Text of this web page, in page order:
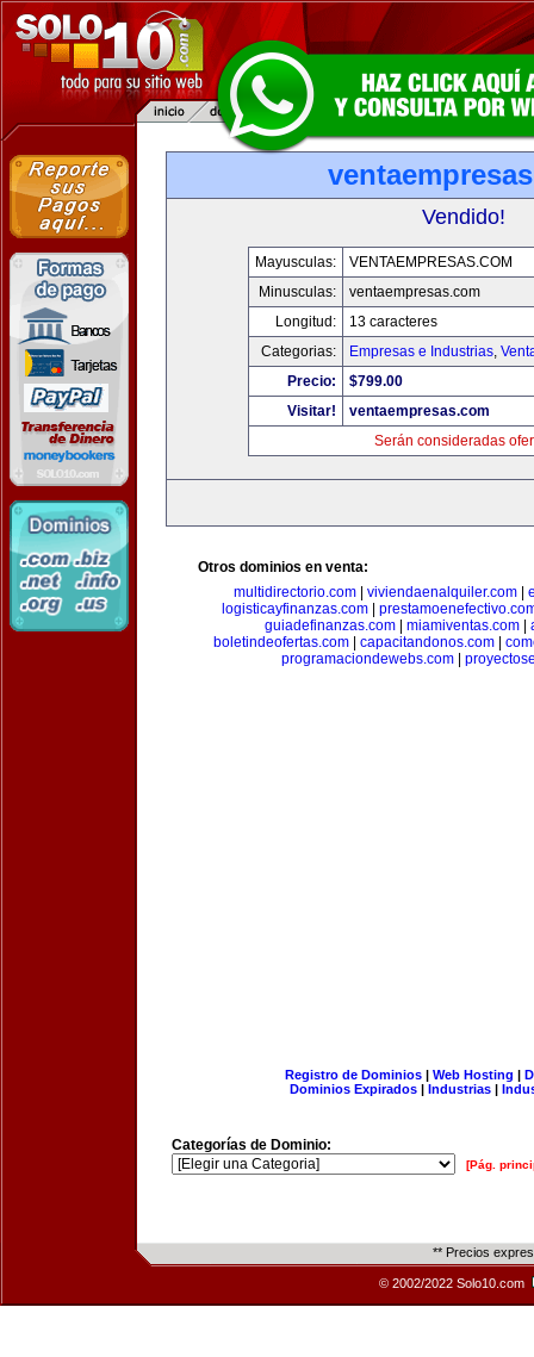
Vendido!
Mayusculas:
VENTAEMPRESAS.COM
Minusculas:
ventaempresas.com
Longitud:
13 caracteres
Categorias:
Empresas e Industrias,
Precio:
$799.00
Visitar!
ventaempresas.com
Serán consideradas
Otros dominios en venta:
multidirectorio.com| viviendaenalquiler.com|
logisticayfinanzas.com|
guiadefinanzas.com
miamiventas.com
boletindeofertas.com| capacitandonos.com|
programaciondewebs.com|
Registro de Dominios| Web Hosting |
Dominios Expirados | Industrias |
Categorías de Dominio:
[Pág.
** Precios
© 2002/2022 Solo10.com